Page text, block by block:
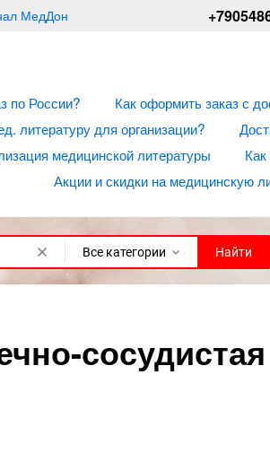
МедДон
по России?
Как оформить заказ с
литературу для организации?
медицинской литературы
Акции и скидки на медицинскую
Все категории Найти